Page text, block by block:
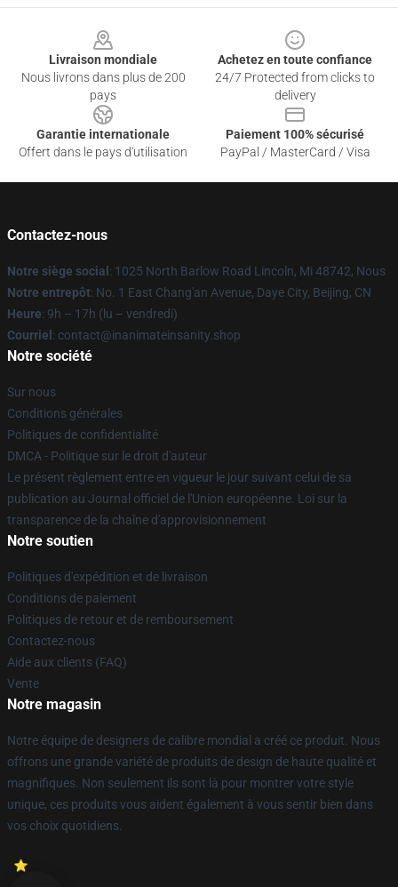
Livraison mondiale
Nous livrons dans plus de 200
pays
Achetez en toute confiance
24/7 Protected from clicks to
delivery
Garantie internationale
Offert dans le pays d'utilisation
Paiement 100% sécurisé
PayPal / MasterCard / Visa
Contactez-nous
Notre siège social : 1025 North Barlow Road Lincoln, Mi 48742, Nous
Notre entrepôt: No. 1 East Chang'an Avenue, Daye City, Beijing, CN
Heure: 9h – 17h (lu – vendredi)
Courriel : contact@inanimateinsanity.shop
Notre société
Sur nous
Conditions générales
Politiques de confidentialité
DMCA - Politique sur le droit d'auteur
Le présent règlement entre en vigueur le jour suivant celui de sa
publication au Journal officiel de l'Union européenne. Loi sur la
transparence de la chaîne d'approvisionnement
Notre soutien
Politiques d'expédition et de livraison
Conditions de paiement
Politiques de retour et de remboursement
Contactez-nous
Aide aux clients (FAQ)
Vente
Notre magasin
Notre équipe de designers de calibre mondial a créé ce produit. Nous
offrons une grande variété de produits de design de haute qualité et
magnifiques. Non seulement ils sont là pour montrer votre style
unique, ces produits vous aident également à vous sentir bien dans
vos choix quotidiens.